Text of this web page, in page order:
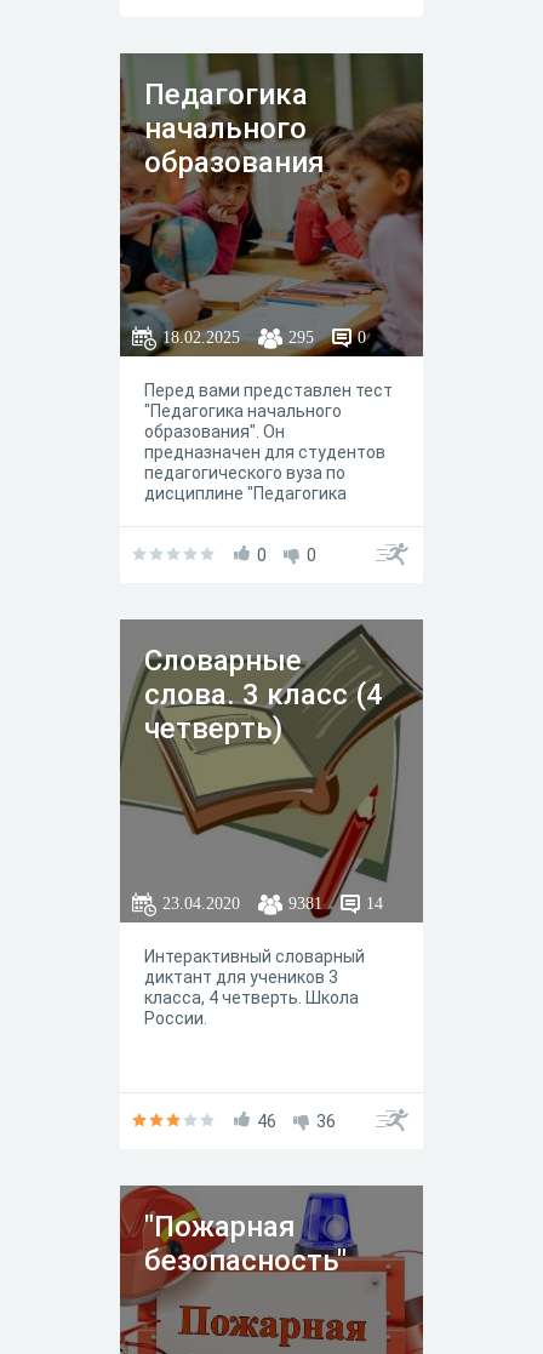
Педагогика
начального
образования
18.02.2025 295 0
Перед вами представлен тест
"Педагогика начального
образования". Он
предназначен для студентов
педагогического вуза по
дисциплине "Педагогика
0 0
Словарные
слова. 3 класс (4
четверть)
23.04.2020 9381 14
Интерактивный словарный
диктант для учеников 3
класса, 4 четверть. Школа
России.
46 36
"Пожарная
безопасность"